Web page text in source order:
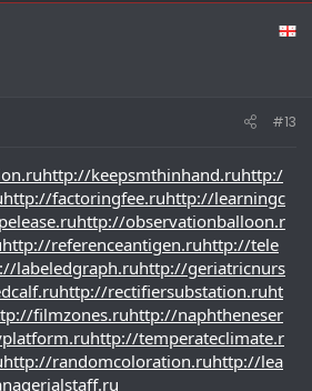
#13
http://keepsmthinhand.ruhttp:/
http://factoringfee.ruhttp://learningc
http://observationballoon.r
http://referenceantigen.ruhttp://tele
labeledgraph.ruhttp://geriatricnurs
http://rectifiersubstation.ruht
filmzones.ruhttp://naphtheneser
http://temperateclimate.r
http://randomcoloration.ruhttp://lea